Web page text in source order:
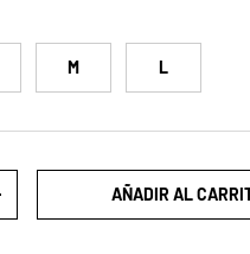
M L
LA CANTIDAD
AÑADIR AL